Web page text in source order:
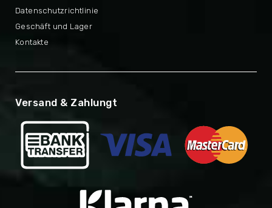
Datenschutzrichtlinie
Geschäft und Lager
Kontakte
Versand & Zahlungt